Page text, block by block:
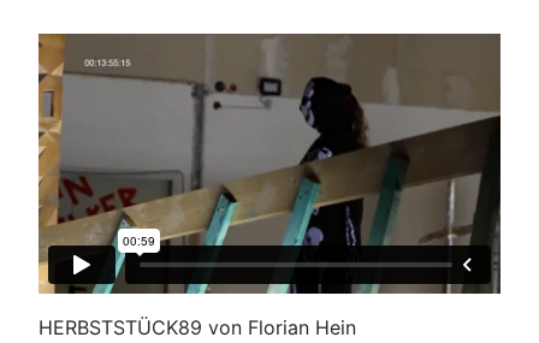
HERBSTSTÜCK89 von Florian Hein